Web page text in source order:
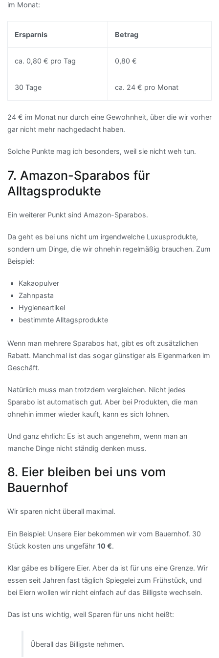
im Monat:
Ersparnis Betrag
ca. 0,80 € pro Tag 0,80 €
30 Tage ca. 24 € pro Monat
24 € im Monat nur durch eine Gewohnheit, über die wir vorher
gar nicht mehr nachgedacht haben.
Solche Punkte mag ich besonders, weil sie nicht weh tun.
7. Amazon-Sparabos für
Alltagsprodukte
Ein weiterer Punkt sind Amazon-Sparabos.
Da geht es bei uns nicht um irgendwelche Luxusprodukte,
sondern um Dinge, die wir ohnehin regelmäßig brauchen. Zum
Beispiel:
Kakaopulver
Zahnpasta
Hygieneartikel
bestimmte Alltagsprodukte
Wenn man mehrere Sparabos hat, gibt es oft zusätzlichen
Rabatt. Manchmal ist das sogar günstiger als Eigenmarken im
Geschäft.
Natürlich muss man trotzdem vergleichen. Nicht jedes
Sparabo ist automatisch gut. Aber bei Produkten, die man
ohnehin immer wieder kauft, kann es sich lohnen.
Und ganz ehrlich: Es ist auch angenehm, wenn man an
manche Dinge nicht ständig denken muss.
8. Eier bleiben bei uns vom
Bauernhof
Wir sparen nicht überall maximal.
Ein Beispiel: Unsere Eier bekommen wir vom Bauernhof. 30
Stück kosten uns ungefähr 10 €.
Klar gäbe es billigere Eier. Aber da ist für uns eine Grenze. Wir
essen seit Jahren fast täglich Spiegelei zum Frühstück, und
bei Eiern wollen wir nicht einfach auf das Billigste wechseln.
Das ist uns wichtig, weil Sparen für uns nicht heißt:
Überall das Billigste nehmen.